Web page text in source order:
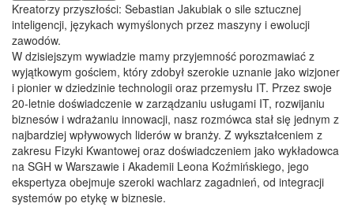
Kreatorzy przyszłości: Sebastian Jakubiak o sile sztucznej
inteligencji, językach wymyślonych przez maszyny i ewolucji
zawodów.
W dzisiejszym wywiadzie mamy przyjemność porozmawiać z
wyjątkowym gościem, który zdobył szerokie uznanie jako wizjoner
i pionier w dziedzinie technologii oraz przemysłu IT. Przez swoje
20-letnie doświadczenie w zarządzaniu usługami IT, rozwijaniu
biznesów i wdrażaniu innowacji, nasz rozmówca stał się jednym z
najbardziej wpływowych liderów w branży. Z wykształceniem z
zakresu Fizyki Kwantowej oraz doświadczeniem jako wykładowca
na SGH w Warszawie i Akademii Leona Koźmińskiego, jego
ekspertyza obejmuje szeroki wachlarz zagadnień, od integracji
systemów po etykę w biznesie.